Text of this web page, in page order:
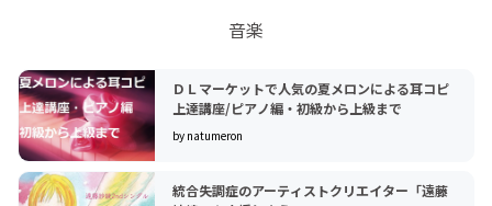
音楽
ＤＬマーケットで人気の夏メロンによる耳コピ
上達講座/ピアノ編・初級から上級まで
by natumeron
統合失調症のアーティストクリエイター「遠藤